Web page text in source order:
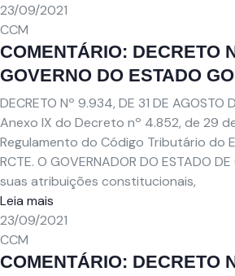
23/09/2021
CCM
COMENTÁRIO: DECRETO
GOVERNO DO ESTADO
DECRETO Nº 9.934, DE 31 DE AGOSTO
Anexo IX do Decreto nº 4.852, de 29
Regulamento do Código Tributário do
RCTE. O GOVERNADOR DO ESTADO
suas atribuições constitucionais,
Leia mais
23/09/2021
CCM
COMENTÁRIO: DECRETO